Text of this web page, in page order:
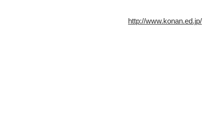
http://www.konan.ed.jp/